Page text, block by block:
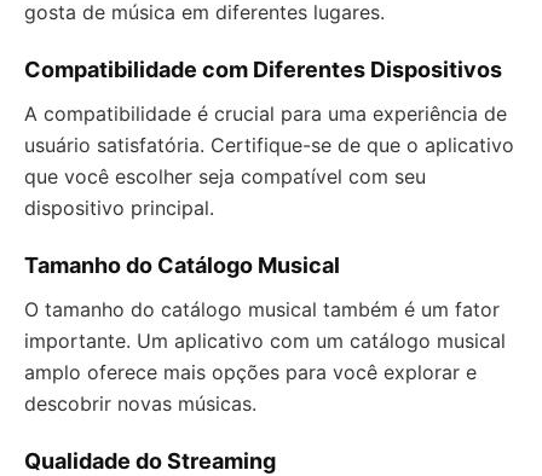
gosta de música em diferentes lugares.
Compatibilidade com Diferentes Dispositivos
A compatibilidade é crucial para uma experiência de
usuário satisfatória. Certifique-se de que o aplicativo
que você escolher seja compatível com seu
dispositivo principal.
Tamanho do Catálogo Musical
O tamanho do catálogo musical também é um fator
importante. Um aplicativo com um catálogo musical
amplo oferece mais opções para você explorar e
descobrir novas músicas.
Qualidade do Streaming